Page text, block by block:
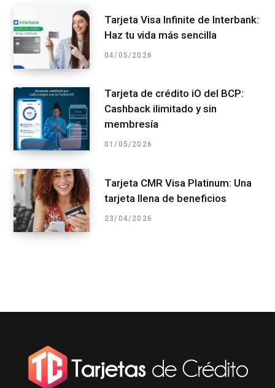
Tarjeta Visa Infinite de Interbank:
Haz tu vida más sencilla
04/05/2026
Tarjeta de crédito iO del BCP:
Cashback ilimitado y sin
membresía
01/05/2026
Tarjeta CMR Visa Platinum: Una
tarjeta llena de beneficios
23/04/2026